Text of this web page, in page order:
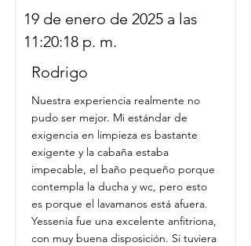
19 de enero de 2025 a las
11:20:18 p. m.
Rodrigo
Nuestra experiencia realmente no
pudo ser mejor. Mi estándar de
exigencia en limpieza es bastante
exigente y la cabaña estaba
impecable, el baño pequeño porque
contempla la ducha y wc, pero esto
es porque el lavamanos está afuera.
Yessenia fue una excelente anfitriona,
con muy buena disposición. Si tuviera